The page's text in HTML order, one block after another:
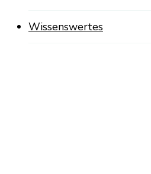
Wissenswertes